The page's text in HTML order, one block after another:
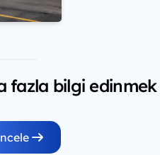
fazla bilgi